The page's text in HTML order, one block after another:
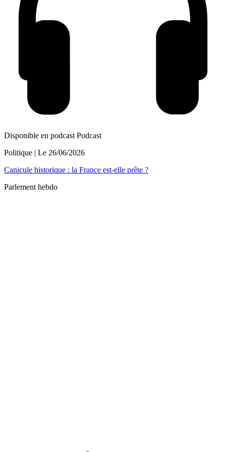
Disponible en podcast Podcast
Politique | Le 26/06/2026
Canicule historique : la France est-elle prête ?
Parlement hebdo